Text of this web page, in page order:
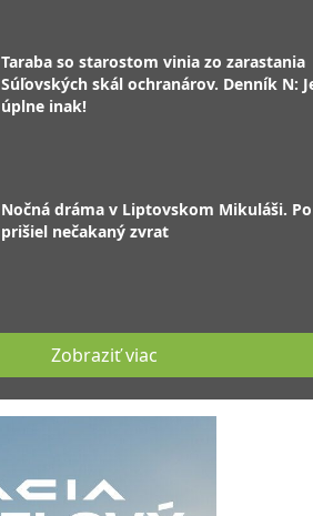
Taraba so starostom vinia zo zarastania
Súľovských skál ochranárov. Denník N:
úplne inak!
Nočná dráma v Liptovskom Mikuláši.
prišiel nečakaný zvrat
Zobraziť viac